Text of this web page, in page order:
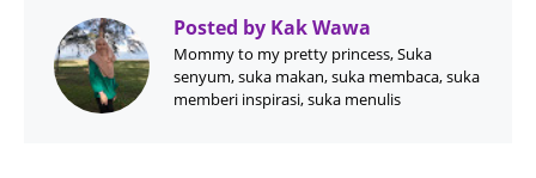
Posted by Kak Wawa
Mommy to my pretty princess, Suka
senyum, suka makan, suka membaca, suka
memberi inspirasi, suka menulis